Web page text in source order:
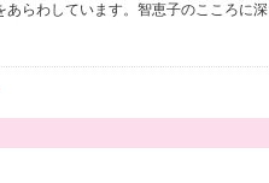
らわしています。智恵子のこころに